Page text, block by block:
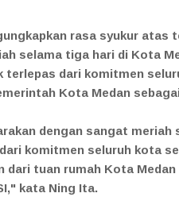
rasa syukur atas
selama tiga hari di Kota
dari komitmen
Kota Medan
dengan sangat
komitmen seluruh kota
dari tuan rumah Kota
kata Ning Ita.